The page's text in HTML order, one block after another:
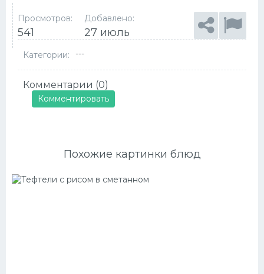
Просмотров:
541
Добавлено:
27 июль
Категории: ---
Комментарии (0)
Комментировать
Похожие картинки блюд